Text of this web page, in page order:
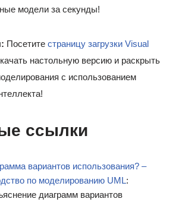
модели за секунды!
Посетите страницу загрузки Visual
настольную версию и раскрыть
с использованием
ссылки
вариантов использования? –
по моделированию UML:
диаграмм вариантов